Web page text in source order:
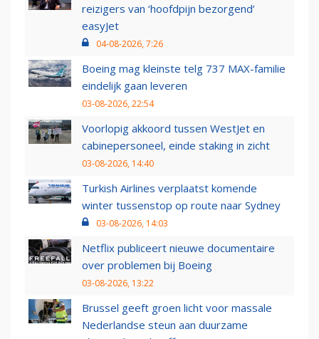
reizigers van ‘hoofdpijn bezorgend’
easyJet
04-08-2026, 7:26
Boeing mag kleinste telg 737 MAX-familie
eindelijk gaan leveren
03-08-2026, 22:54
Voorlopig akkoord tussen WestJet en
cabinepersoneel, einde staking in zicht
03-08-2026, 14:40
Turkish Airlines verplaatst komende
winter tussenstop op route naar Sydney
03-08-2026, 14:03
Netflix publiceert nieuwe documentaire
over problemen bij Boeing
03-08-2026, 13:22
Brussel geeft groen licht voor massale
Nederlandse steun aan duurzame